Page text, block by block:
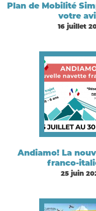
Plan de Mobilité
votre
16 juillet
Andiamo! La
franco-
25 juin